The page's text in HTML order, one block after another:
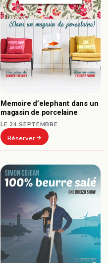
Memoire d’elephant dans un
magasin de porcelaine
LE 24 SEPTEMBRE
Réserver